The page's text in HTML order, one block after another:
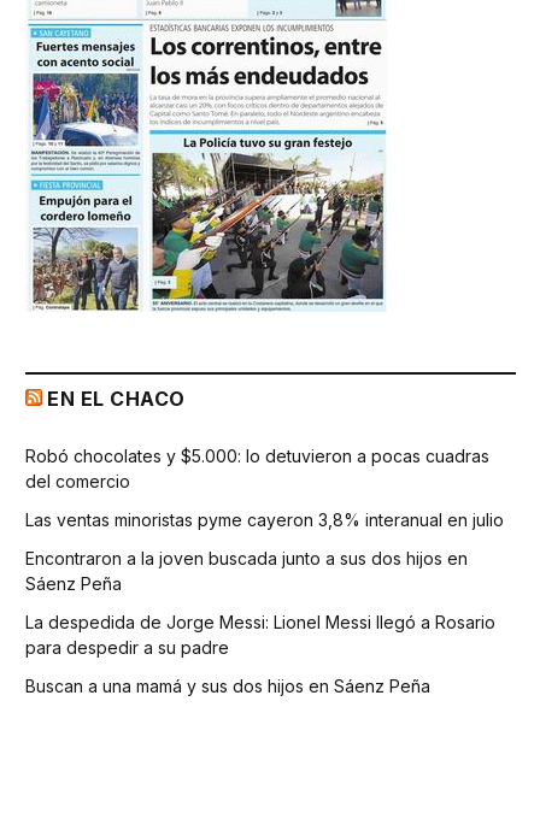
EN EL CHACO
Robó chocolates y $5.000: lo detuvieron a pocas cuadras
del comercio
Las ventas minoristas pyme cayeron 3,8% interanual en julio
Encontraron a la joven buscada junto a sus dos hijos en
Sáenz Peña
La despedida de Jorge Messi: Lionel Messi llegó a Rosario
para despedir a su padre
Buscan a una mamá y sus dos hijos en Sáenz Peña